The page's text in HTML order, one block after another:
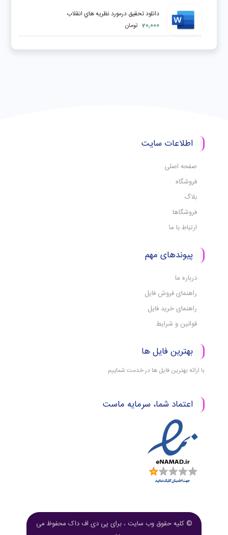
دانلود تحقیق درمورد نظريه هاي انقلاب
20,000 تومان
اطلاعات سایت
صفحه اصلی
فروشگاه
بلاگ
فروشگاها
ارتباط با ما
پیوندهای مهم
درباره ما
راهنمای فروش فایل
راهنمای خرید فایل
قوانین و شرایط
بهترین فایل ها
با ارائه بهترین فایل ها در خدمت شماییم
اعتماد شما، سرمایه ماست
© کلیه حقوق وب سایت ، برای پی دی اف داک محفوظ می